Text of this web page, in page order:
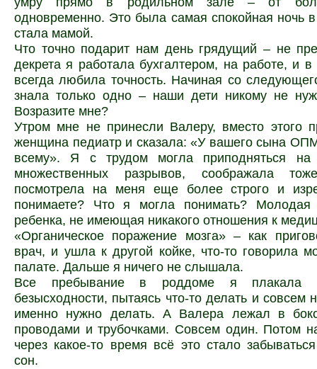
одновременно. Это была самая спокойная ночь
стала мамой.
Что точно подарит нам день грядущий – не
декрета я работала бухгалтером, на работе, и
всегда любила точность. Начиная со
знала только одно – наши дети никому не
Возразите мне?
Утром мне не принесли Валеру, вместо этого
женщина педиатр и сказала: «У вашего сына
всему». Я с трудом могла приподняться на
множественных разрывов, соображала
посмотрела на меня еще более строго и
понимаете? Что я могла понимать? Молодая
ребенка, не имеющая никакого отношения к
«Органическое поражение мозга» – как
врач, и ушла к другой койке, что-то говорила
палате. Дальше я ничего не слышала.
Все пребывание в роддоме я плакала
безысходности, пытаясь что-то делать и совсем
именно нужно делать. А Валера лежал в
проводами и трубочками. Совсем один. Потом
через какое-то время всё это стало
сон.